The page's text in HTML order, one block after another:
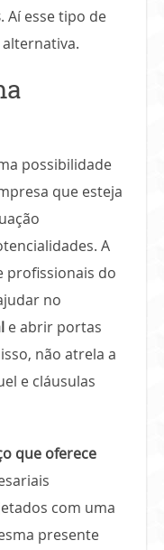
. Aí esse tipo de
possibilidade
que esteja
A
profissionais do
no
e abrir portas
não atrela a
e cláusulas
que oferece
com uma
presente